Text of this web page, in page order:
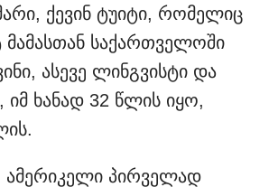
ქევინ ტუიტი, რომელიც
მამასთან საქართველოში
ასევე ლინგვისტი და
ხანად 32 წლის იყო,
ამერიკელი პირველად